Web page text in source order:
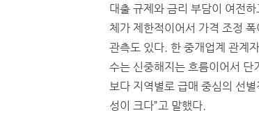
대출 규제와 금리 부담이 여전
체가 제한적이어서 가격 조정
관측도 있다. 한 중개업계 관계
수는 신중해지는 흐름이어서 단
보다 지역별로 급매 중심의 선
성이 크다”고 말했다.